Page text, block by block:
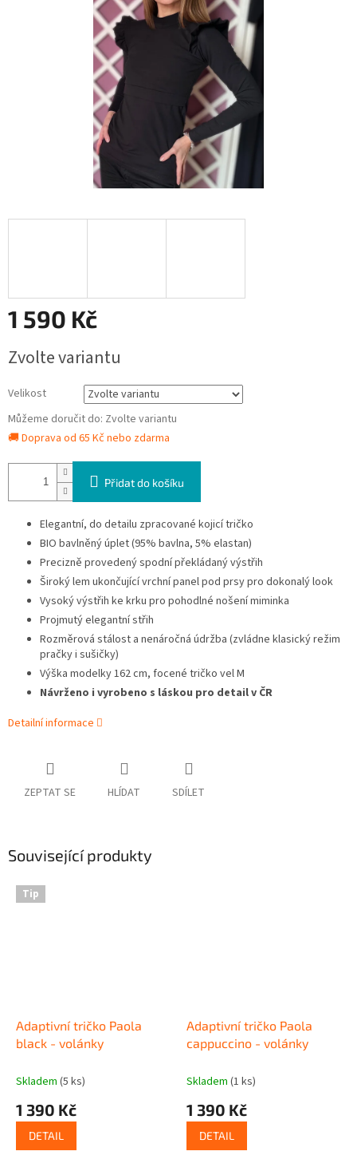
1 590 Kč
cena:
Zvolte variantu
Velikost
Můžeme doručit do: Zvolte variantu
🚚 Doprava od 65 Kč nebo zdarma
Přidat do košíku
Elegantní, do detailu zpracované kojicí tričko
BIO bavlněný úplet (95% bavlna, 5% elastan)
Precizně provedený spodní překládaný výstřih
Široký lem ukončující vrchní panel pod prsy pro dokonalý look
Vysoký výstřih ke krku pro pohodlné nošení miminka
Projmutý elegantní střih
Rozměrová stálost a nenáročná údržba (zvládne klasický režim
pračky i sušičky)
Výška modelky 162 cm, focené tričko vel M
Návrženo i vyrobeno s láskou pro detail v ČR
Detailní informace
ZEPTAT SE HLÍDAT SDÍLET
Související produkty
Tip
Adaptivní tričko Paola
black - volánky
Skladem (5 ks)
1 390 Kč
DETAIL
Adaptivní tričko Paola
cappuccino - volánky
Skladem (1 ks)
1 390 Kč
DETAIL